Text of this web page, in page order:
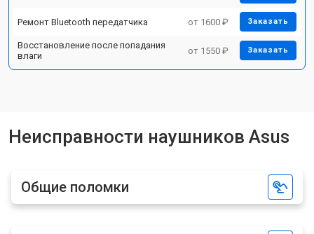
Ремонт Bluetooth передатчика от 1600 ₽ Заказать
Восстановление после попадания
влаги
от 1550 ₽ Заказать
Неисправности наушников Asus
Общие поломки